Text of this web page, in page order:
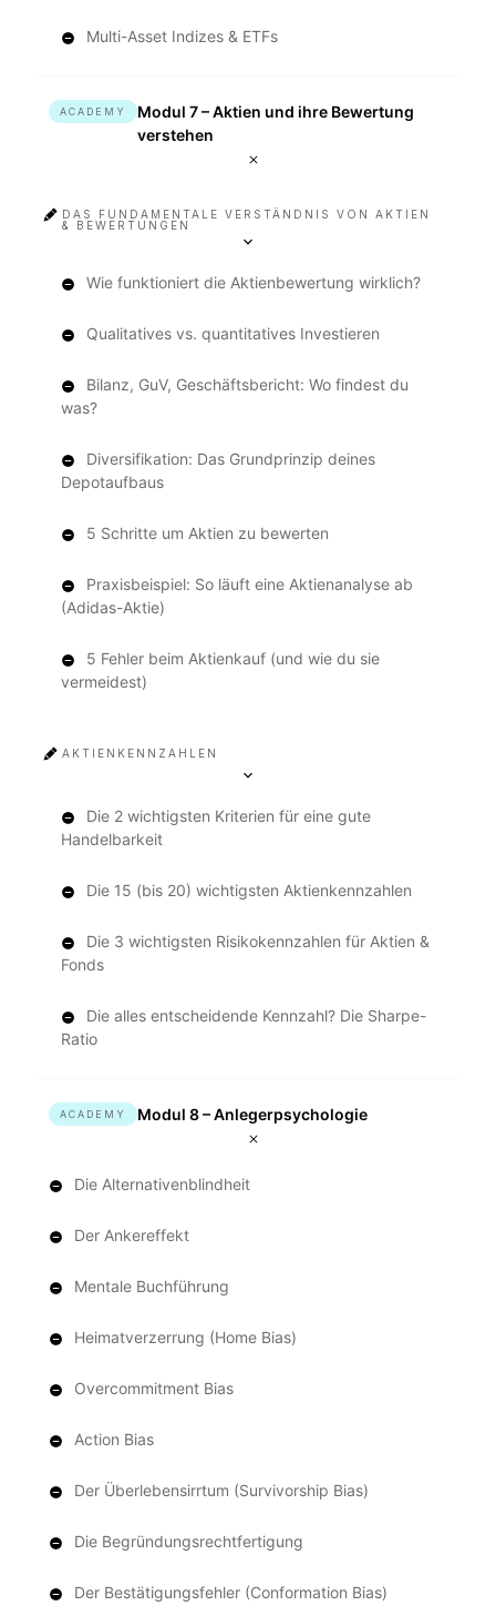
Multi-Asset Indizes & ETFs
ACADEMY
Modul 7 – Aktien und ihre Bewertung
verstehen
DAS FUNDAMENTALE VERSTÄNDNIS VON AKTIEN
& BEWERTUNGEN
Wie funktioniert die Aktienbewertung wirklich?
Qualitatives vs. quantitatives Investieren
Bilanz, GuV, Geschäftsbericht: Wo findest du
was?
Diversifikation: Das Grundprinzip deines
Depotaufbaus
5 Schritte um Aktien zu bewerten
Praxisbeispiel: So läuft eine Aktienanalyse ab
(Adidas-Aktie)
5 Fehler beim Aktienkauf (und wie du sie
vermeidest)
AKTIENKENNZAHLEN
Die 2 wichtigsten Kriterien für eine gute
Handelbarkeit
Die 15 (bis 20) wichtigsten Aktienkennzahlen
Die 3 wichtigsten Risikokennzahlen für Aktien &
Fonds
Die alles entscheidende Kennzahl? Die Sharpe-
Ratio
ACADEMY Modul 8 – Anlegerpsychologie
Die Alternativenblindheit
Der Ankereffekt
Mentale Buchführung
Heimatverzerrung (Home Bias)
Overcommitment Bias
Action Bias
Der Überlebensirrtum (Survivorship Bias)
Die Begründungsrechtfertigung
Der Bestätigungsfehler (Conformation Bias)